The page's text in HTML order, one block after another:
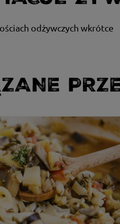
odżywczych wkrótce